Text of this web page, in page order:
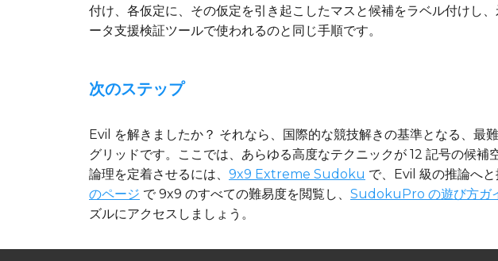
付け、各仮定に、その仮定を引き起こしたマスと候補をラベル付けし
ータ支援検証ツールで使われるのと同じ手順です。
次のステップ
Evil を解きましたか？ それなら、国際的な競技解きの基準となる、最
グリッドです。ここでは、あらゆる高度なテクニックが 12 記号の候
論理を定着させるには、 9x9 Extreme Sudoku で、Evil 級の推論へ
のページ で 9x9 のすべての難易度を閲覧し、 SudokuPro の遊び方ガ
ズルにアクセスしましょう。